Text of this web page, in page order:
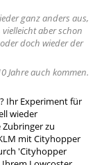
ganz anders aus,
aber schon
doch wieder der
Jahre auch kommen.
Ihr Experiment für
wieder
zu
mit Cityhopper
'Cityhopper